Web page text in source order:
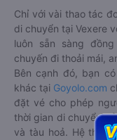
Chỉ với vài thao tác
di chuyển tại Vexere
luôn sẵn sàng
chuyến đi thoải mái,
Bên cạnh đó, bạn
khác tại Goyolo.com
đặt vé cho phép
thời gian di chuyển
và tàu hoả. Hệ